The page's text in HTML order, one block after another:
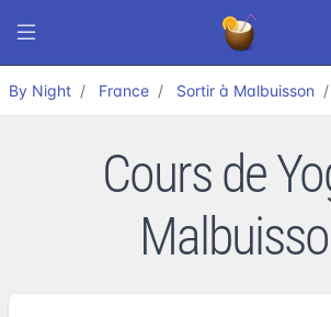
By Night France Sortir à Malbuisson
Cours de